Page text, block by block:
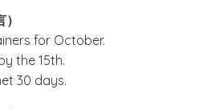
for October.
the 15th.
30 days.